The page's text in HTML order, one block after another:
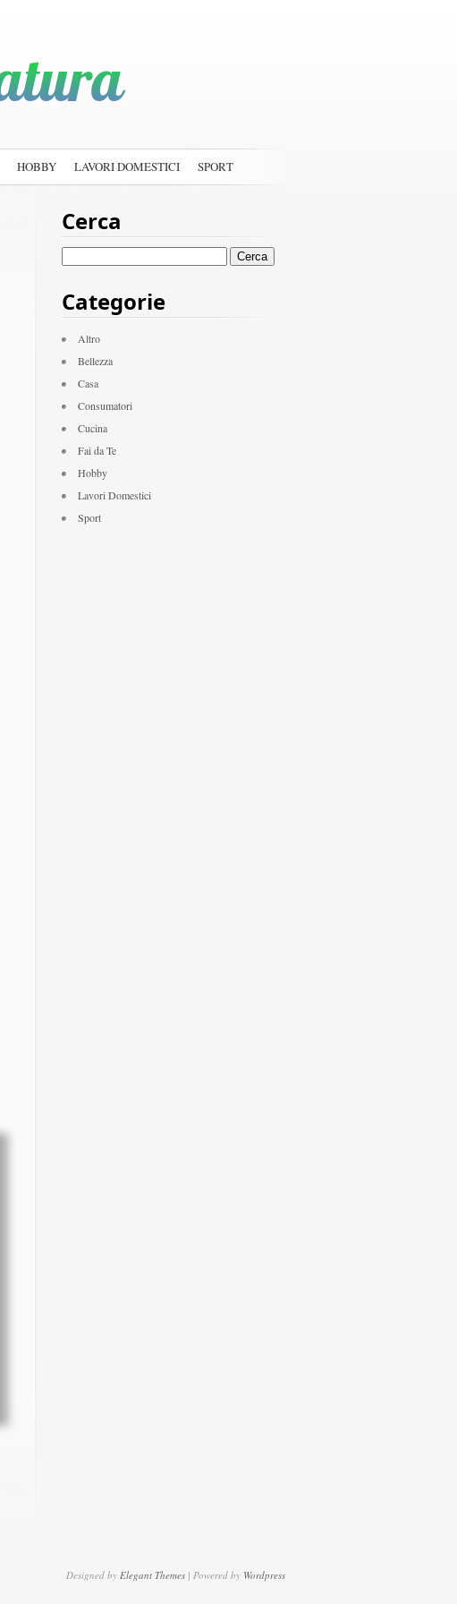
HOBBY LAVORI DOMESTICI SPORT
Cerca
Categorie
Altro
Bellezza
Casa
Consumatori
Cucina
Fai da Te
Hobby
Lavori Domestici
Sport
Designed by Elegant Themes | Powered by Wordpress